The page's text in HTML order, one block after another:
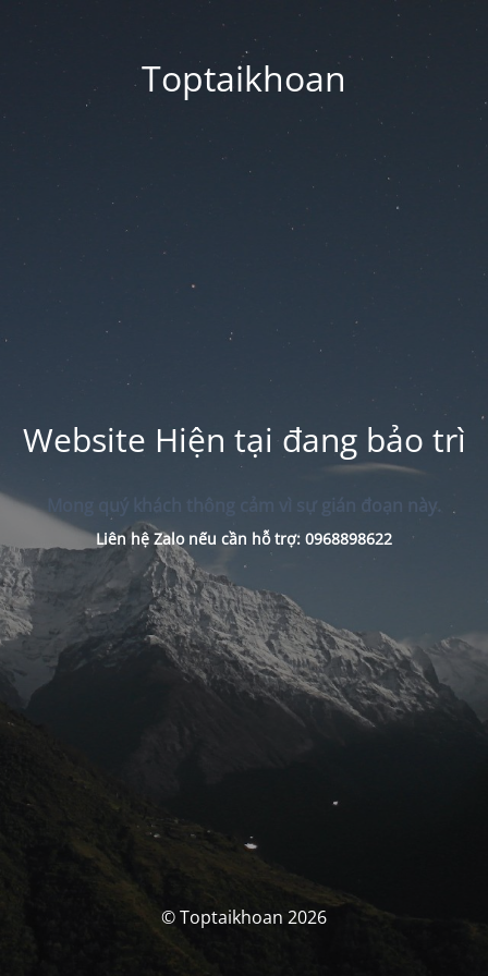
Toptaikhoan
Website Hiện tại đang bảo trì
Mong quý khách thông cảm vì sự gián đoạn này.
Liên hệ Zalo nếu cần hỗ trợ: 0968898622
© Toptaikhoan 2026